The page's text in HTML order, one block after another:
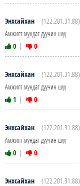
Энхсайхан (122.201.31.88)
Амжилт мундаг дуучин шүү
0 | 0
Энхсайхан (122.201.31.88)
Амжилт мундаг дуучин шүү
1 | 0
Энхсайхан (122.201.31.88)
Амжилт мундаг дуучин шүү
0 | 0
Энхсайхан (122.201.31.88)